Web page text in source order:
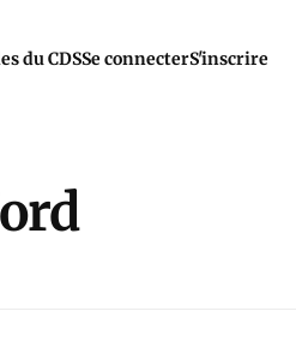
du CDSSe connecterS'inscrire